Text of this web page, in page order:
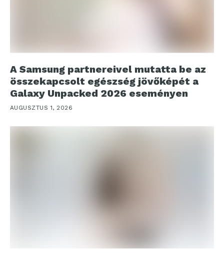
A Samsung partnereivel mutatta be az
összekapcsolt egészség jövőképét a
Galaxy Unpacked 2026 eseményen
AUGUSZTUS 1, 2026